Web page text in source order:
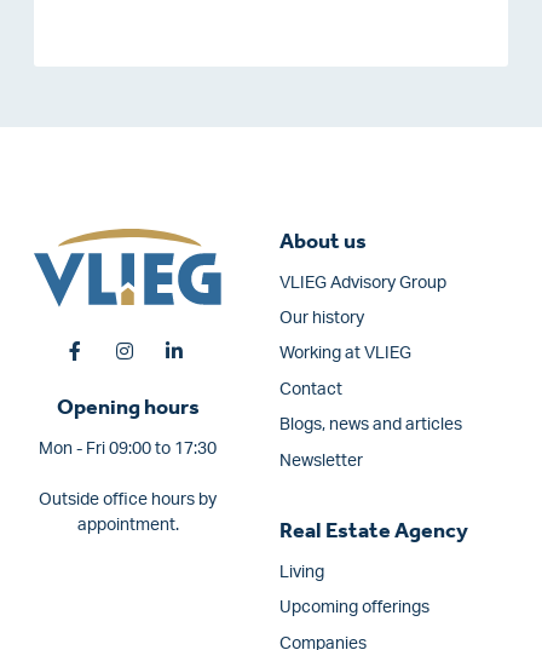
Opening hours
Mon - Fri 09:00 to 17:30
Outside office hours by
appointment.
About us
VLIEG Advisory Group
Our history
Working at VLIEG
Contact
Blogs, news and articles
Newsletter
Real Estate Agency
Living
Upcoming offerings
Companies